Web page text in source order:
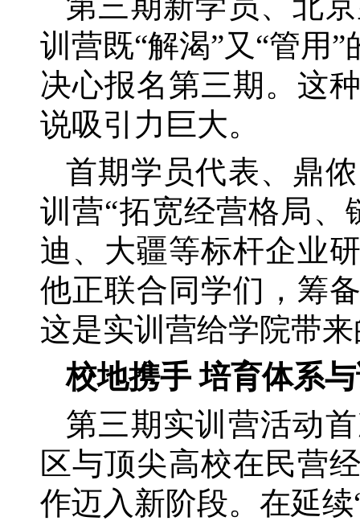
训营既“解渴”又“管用
决心报名第三期。这
说吸引力巨大。
首期学员代表、鼎
训营“拓宽经营格局、
迪、大疆等标杆企业
他正联合同学们，筹
这是实训营给学院带
校地携手 培育体系
第三期实训营活动
区与顶尖高校在民营
作迈入新阶段。在延续